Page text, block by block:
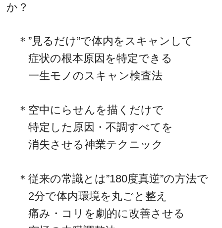
か？
＊”見るだけ”で体内をスキャンして
症状の根本原因を特定できる
一生モノのスキャン検査法
＊空中にらせんを描くだけで
特定した原因・不調すべてを
消失させる神業テクニック
＊従来の常識とは”180度真逆”の方法で
2分で体内環境を丸ごと整え
痛み・コリを劇的に改善させる